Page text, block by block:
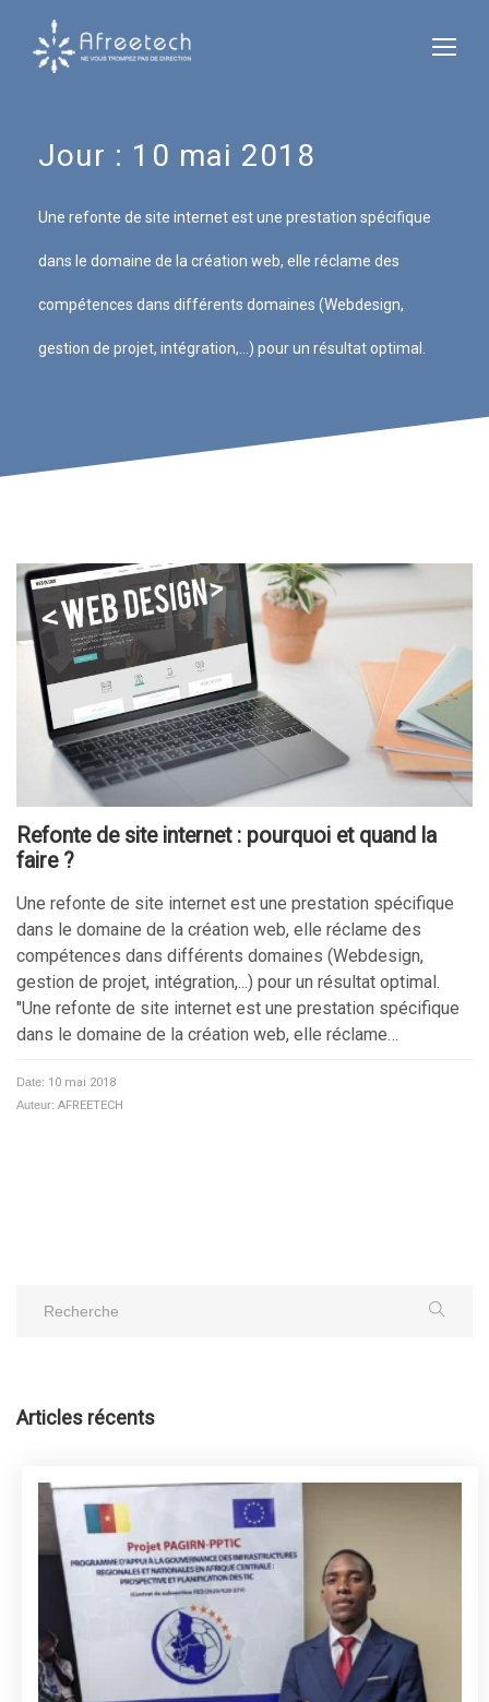
Jour : 10 mai 2018
Une refonte de site internet est une prestation spécifique
dans le domaine de la création web, elle réclame des
compétences dans différents domaines (Webdesign,
gestion de projet, intégration,…) pour un résultat optimal.
Refonte de site internet : pourquoi et quand la
faire ?
Une refonte de site internet est une prestation spécifique
dans le domaine de la création web, elle réclame des
compétences dans différents domaines (Webdesign,
gestion de projet, intégration,...) pour un résultat optimal.
"Une refonte de site internet est une prestation spécifique
dans le domaine de la création web, elle réclame…
Date: 10 mai 2018
Auteur: AFREETECH
Articles récents